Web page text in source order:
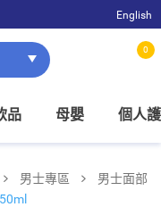
。
English
0
品 母嬰 個人
男士專區
男士面部